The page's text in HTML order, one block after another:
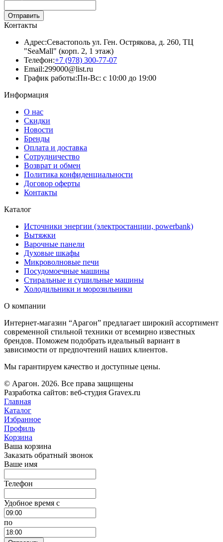
Отправить
Контакты
Адрес:Севастополь ул. Ген. Острякова, д. 260, ТЦ
"SeaMall" (корп. 2, 1 этаж)
Телефон:+7 (978) 300-77-07
Email:299000@list.ru
График работы:Пн-Вс: с 10:00 до 19:00
Информация
О нас
Скидки
Новости
Бренды
Оплата и доставка
Сотрудничество
Возврат и обмен
Политика конфиденциальности
Договор оферты
Контакты
Каталог
Источники энергии (электростанции, powerbank)
Вытяжки
Варочные панели
Духовые шкафы
Микроволновые печи
Посудомоечные машины
Стиральные и сушильные машины
Холодильники и морозильники
О компании
Интернет-магазин “Арагон” предлагает широкий ассортимент
современной стильной техники от всемирно известных
брендов. Поможем подобрать идеальный вариант в
зависимости от предпочтений наших клиентов.
Мы гарантируем качество и доступные цены.
© Арагон. 2026. Все права защищены
Разработка сайтов: веб-студия Gravex.ru
Главная
Каталог
Избранное
Профиль
Корзина
Ваша корзина
Заказать обратный звонок
Ваше имя
Телефон
Удобное время c
по